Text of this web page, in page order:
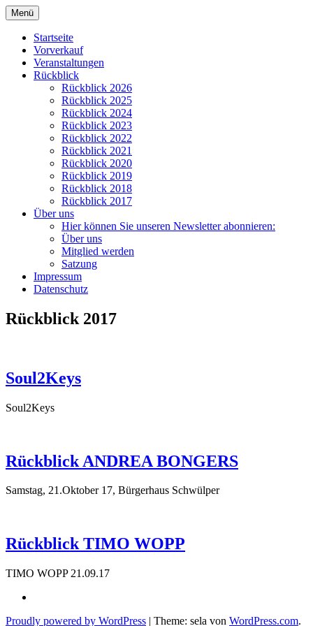
Zum
Inhalt
springen
Kulturverein Papenteich e.V.
Menü
Startseite
Vorverkauf
Veranstaltungen
Rückblick
Rückblick 2026
Rückblick 2025
Rückblick 2024
Rückblick 2023
Rückblick 2022
Rückblick 2021
Rückblick 2020
Rückblick 2019
Rückblick 2018
Rückblick 2017
Über uns
Hier können Sie unseren Newsletter abonnieren:
Über uns
Mitglied werden
Satzung
Impressum
Datenschutz
Rückblick 2017
Soul2Keys
Soul2Keys
Rückblick ANDREA BONGERS
Samstag, 21.Oktober 17, Bürgerhaus Schwülper
Rückblick TIMO WOPP
TIMO WOPP 21.09.17
Proudly powered by WordPress | Theme: sela von WordPress.com.